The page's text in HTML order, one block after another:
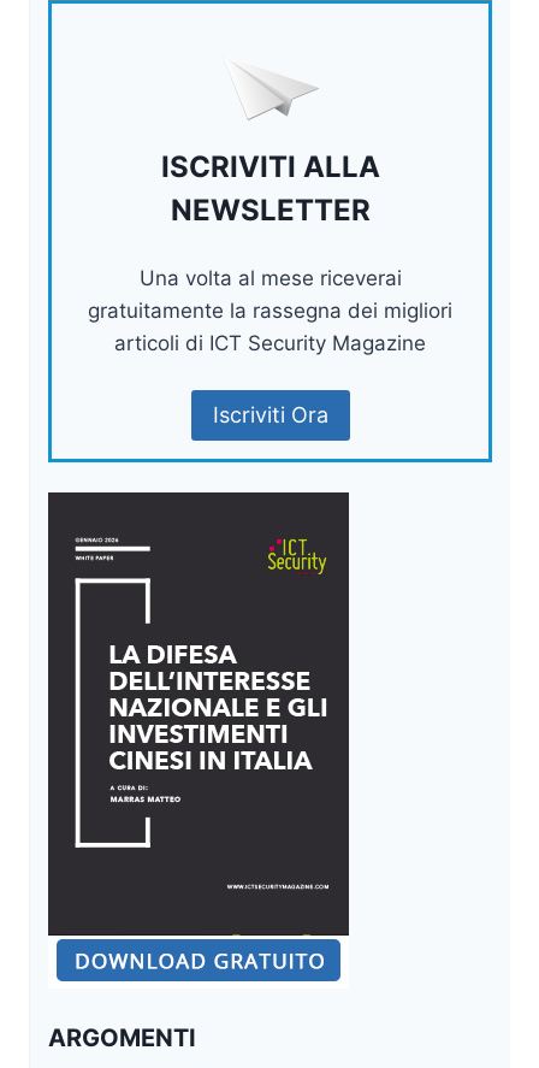
ISCRIVITI ALLA
NEWSLETTER
Una volta al mese riceverai
gratuitamente la rassegna dei migliori
articoli di ICT Security Magazine
Iscriviti Ora
ARGOMENTI